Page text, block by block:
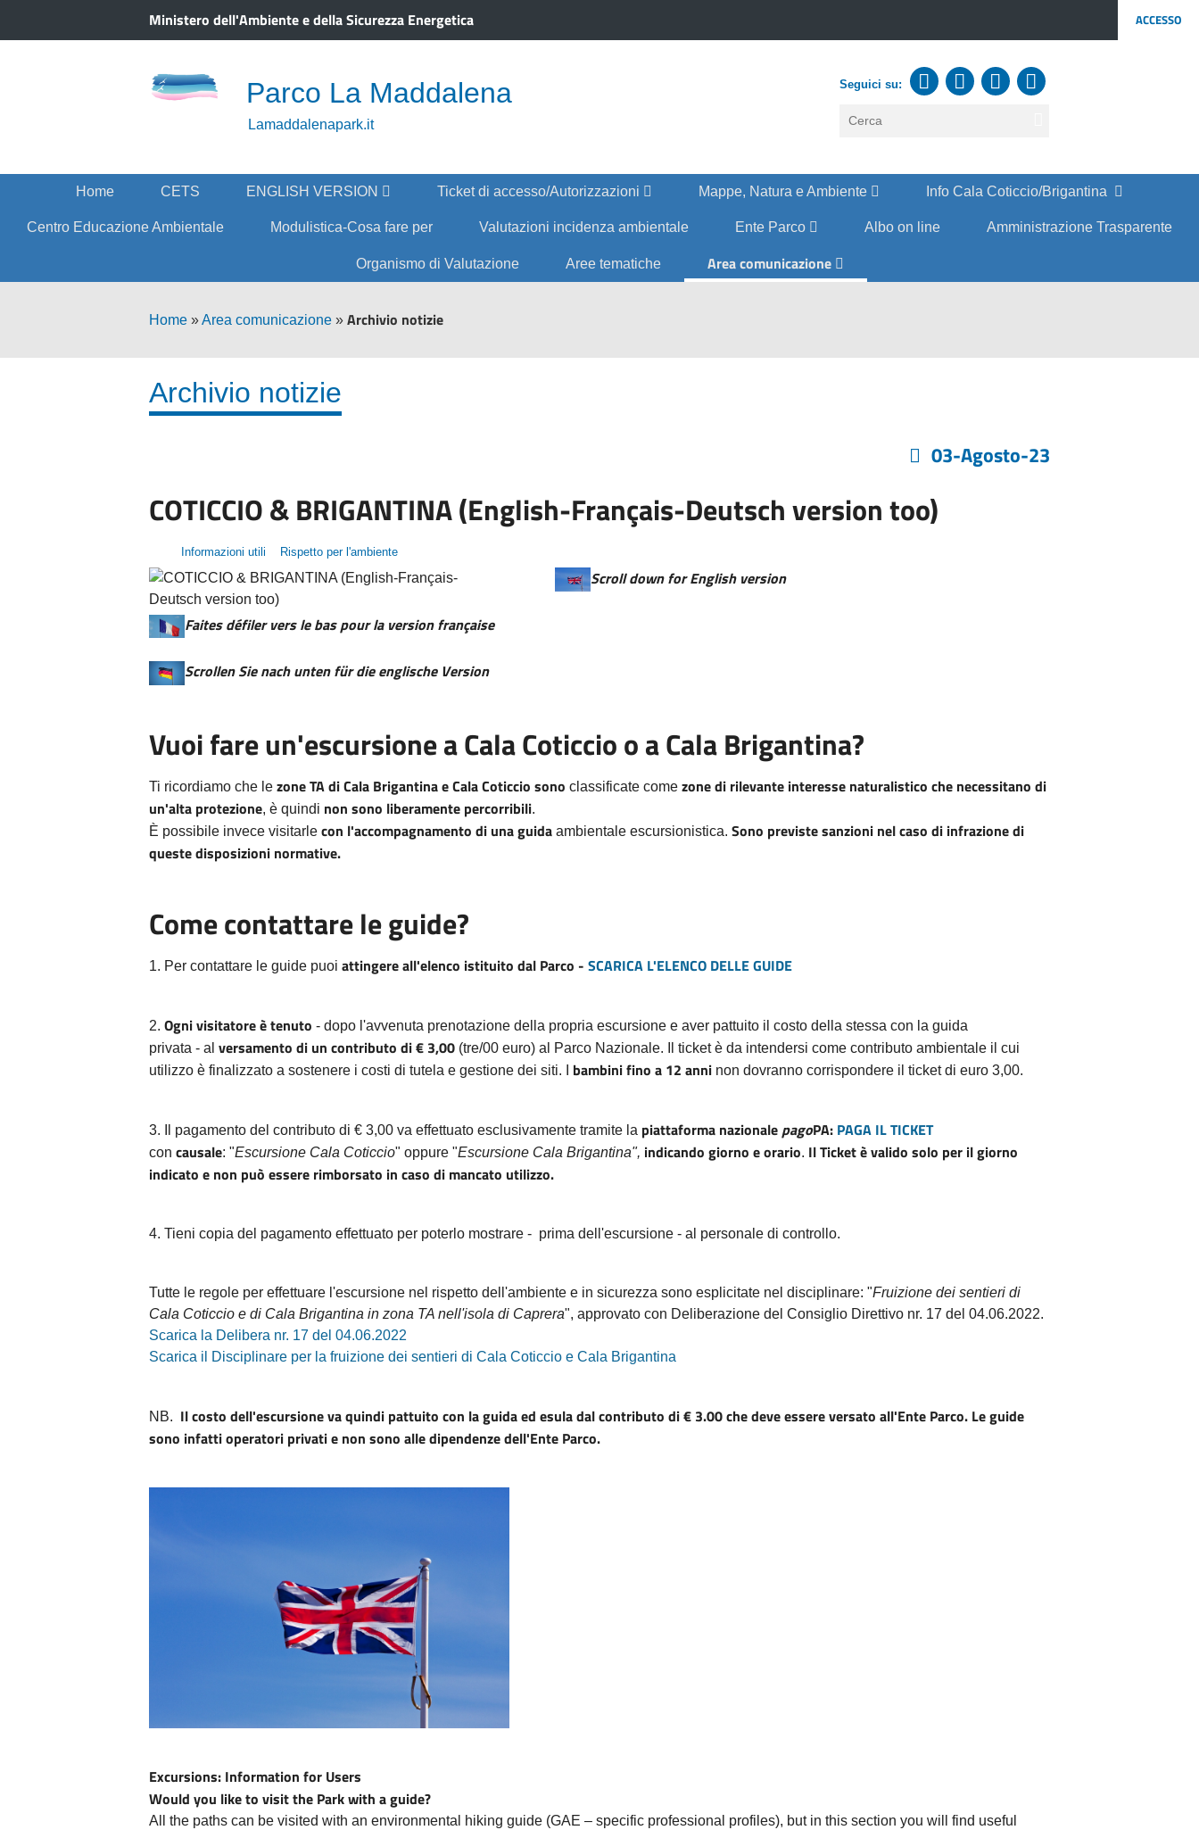
Ministero dell'Ambiente e della Sicurezza Energetica ACCESSO
Parco La Maddalena
Lamaddalenapark.it
Seguici su:
testo
Home CETS ENGLISH VERSION Ticket di accesso/Autorizzazioni Mappe, Natura e Ambiente Info Cala Coticcio/Brigantina
Centro Educazione Ambientale Modulistica-Cosa fare per Valutazioni incidenza ambientale Ente Parco Albo on line Amministrazione Trasparente
Organismo di Valutazione Aree tematiche Area comunicazione
Home »Area comunicazione » Archivio notizie
Archivio notizie
03-Agosto-23
COTICCIO & BRIGANTINA (English-Français-Deutsch version too)
Informazioni utili Rispetto per l'ambiente
Scroll down for English version
Faites défiler vers le bas pour la version française
Scrollen Sie nach unten für die englische Version
Vuoi fare un'escursione a Cala Coticcio o a Cala Brigantina?
Ti ricordiamo che le zone TA di Cala Brigantina e Cala Coticcio sono classificate come zone di rilevante interesse naturalistico che necessitano di
un'alta protezione, è quindi non sono liberamente percorribili.
È possibile invece visitarle con l'accompagnamento di una guida ambientale escursionistica. Sono previste sanzioni nel caso di infrazione di
queste disposizioni normative.
Come contattare le guide?
1. Per contattare le guide puoi attingere all'elenco istituito dal Parco - SCARICA L'ELENCO DELLE GUIDE
2. Ogni visitatore è tenuto - dopo l'avvenuta prenotazione della propria escursione e aver pattuito il costo della stessa con la guida
privata - al versamento di un contributo di € 3,00 (tre/00 euro) al Parco Nazionale. Il ticket è da intendersi come contributo ambientale il cui
utilizzo è finalizzato a sostenere i costi di tutela e gestione dei siti. I bambini fino a 12 anni non dovranno corrispondere il ticket di euro 3,00.
3. Il pagamento del contributo di € 3,00 va effettuato esclusivamente tramite la piattaforma nazionalepagoPA: PAGA IL TICKET
con causale: "Escursione Cala Coticcio" oppure "Escursione Cala Brigantina", indicando giorno e orario. Il Ticket è valido solo per il giorno
indicato e non può essere rimborsato in caso di mancato utilizzo.
4. Tieni copia del pagamento effettuato per poterlo mostrare - prima dell'escursione - al personale di controllo.
Tutte le regole per effettuare l'escursione nel rispetto dell'ambiente e in sicurezza sono esplicitate nel disciplinare: "Fruizione dei sentieri di
Cala Coticcio e di Cala Brigantina in zona TA nell'isola di Caprera", approvato con Deliberazione del Consiglio Direttivo nr. 17 del 04.06.2022.
Scarica la Delibera nr. 17 del 04.06.2022
Scarica il Disciplinare per la fruizione dei sentieri di Cala Coticcio e Cala Brigantina
NB. Il costo dell'escursione va quindi pattuito con la guida ed esula dal contributo di € 3.00 che deve essere versato all'Ente Parco. Le guide
sono infatti operatori privati e non sono alle dipendenze dell'Ente Parco.
Excursions: Information for Users
Would you like to visit the Park with a guide?
All the paths can be visited with an environmental hiking guide (GAE – specific professional profiles), but in this section you will find useful